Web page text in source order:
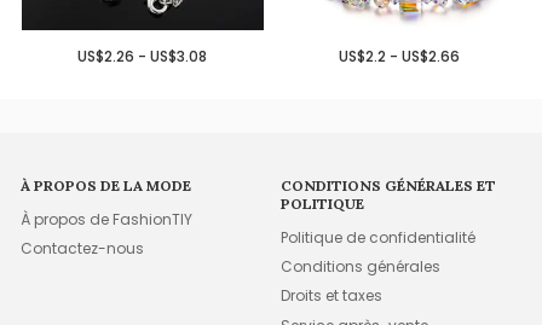
US$2.26 - US$3.08 US$2.2 - US$2.66
À PROPOS DE LA MODE
À propos de FashionTIY
Contactez-nous
CONDITIONS GÉNÉRALES ET
POLITIQUE
Politique de confidentialité
Conditions générales
Droits et taxes